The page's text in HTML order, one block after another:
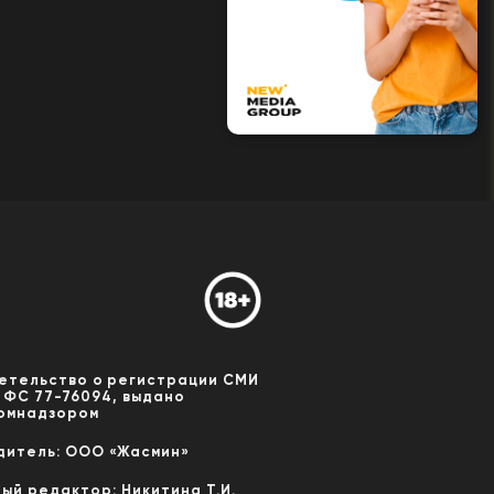
о регистрации СМИ
77-76094, выдано
ООО «Жасмин»
редактор: Никитина Т.И.